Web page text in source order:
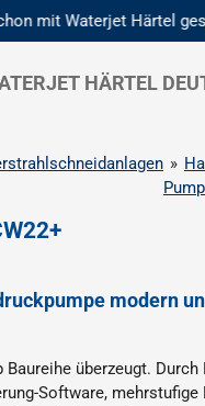
HÄRTEL
mit Waterjet Härtel
»
modern
Baureihe überzeugt.
Software,